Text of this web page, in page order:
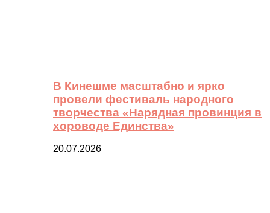
В Кинешме масштабно и ярко
провели фестиваль народного
творчества «Нарядная провинция в
хороводе Единства»
20.07.2026